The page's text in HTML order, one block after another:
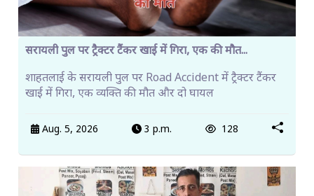
सरायली पुल पर ट्रैक्टर टैंकर खाई में गिरा, एक की मौत...
शाहतलाई के सरायली पुल पर Road Accident में ट्रैक्टर टैंकर
खाई में गिरा, एक व्यक्ति की मौत और दो घायल
Aug. 5, 2026 3 p.m. 128